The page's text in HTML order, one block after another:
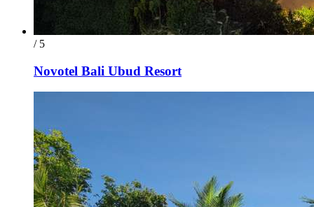
/ 5
Novotel Bali Ubud Resort